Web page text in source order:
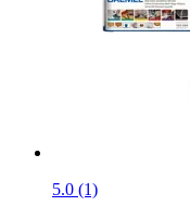
5.0 (1)